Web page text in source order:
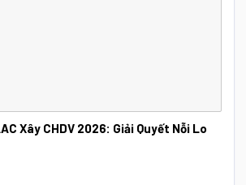
Xây CHDV 2026: Giải Quyết Nỗi Lo